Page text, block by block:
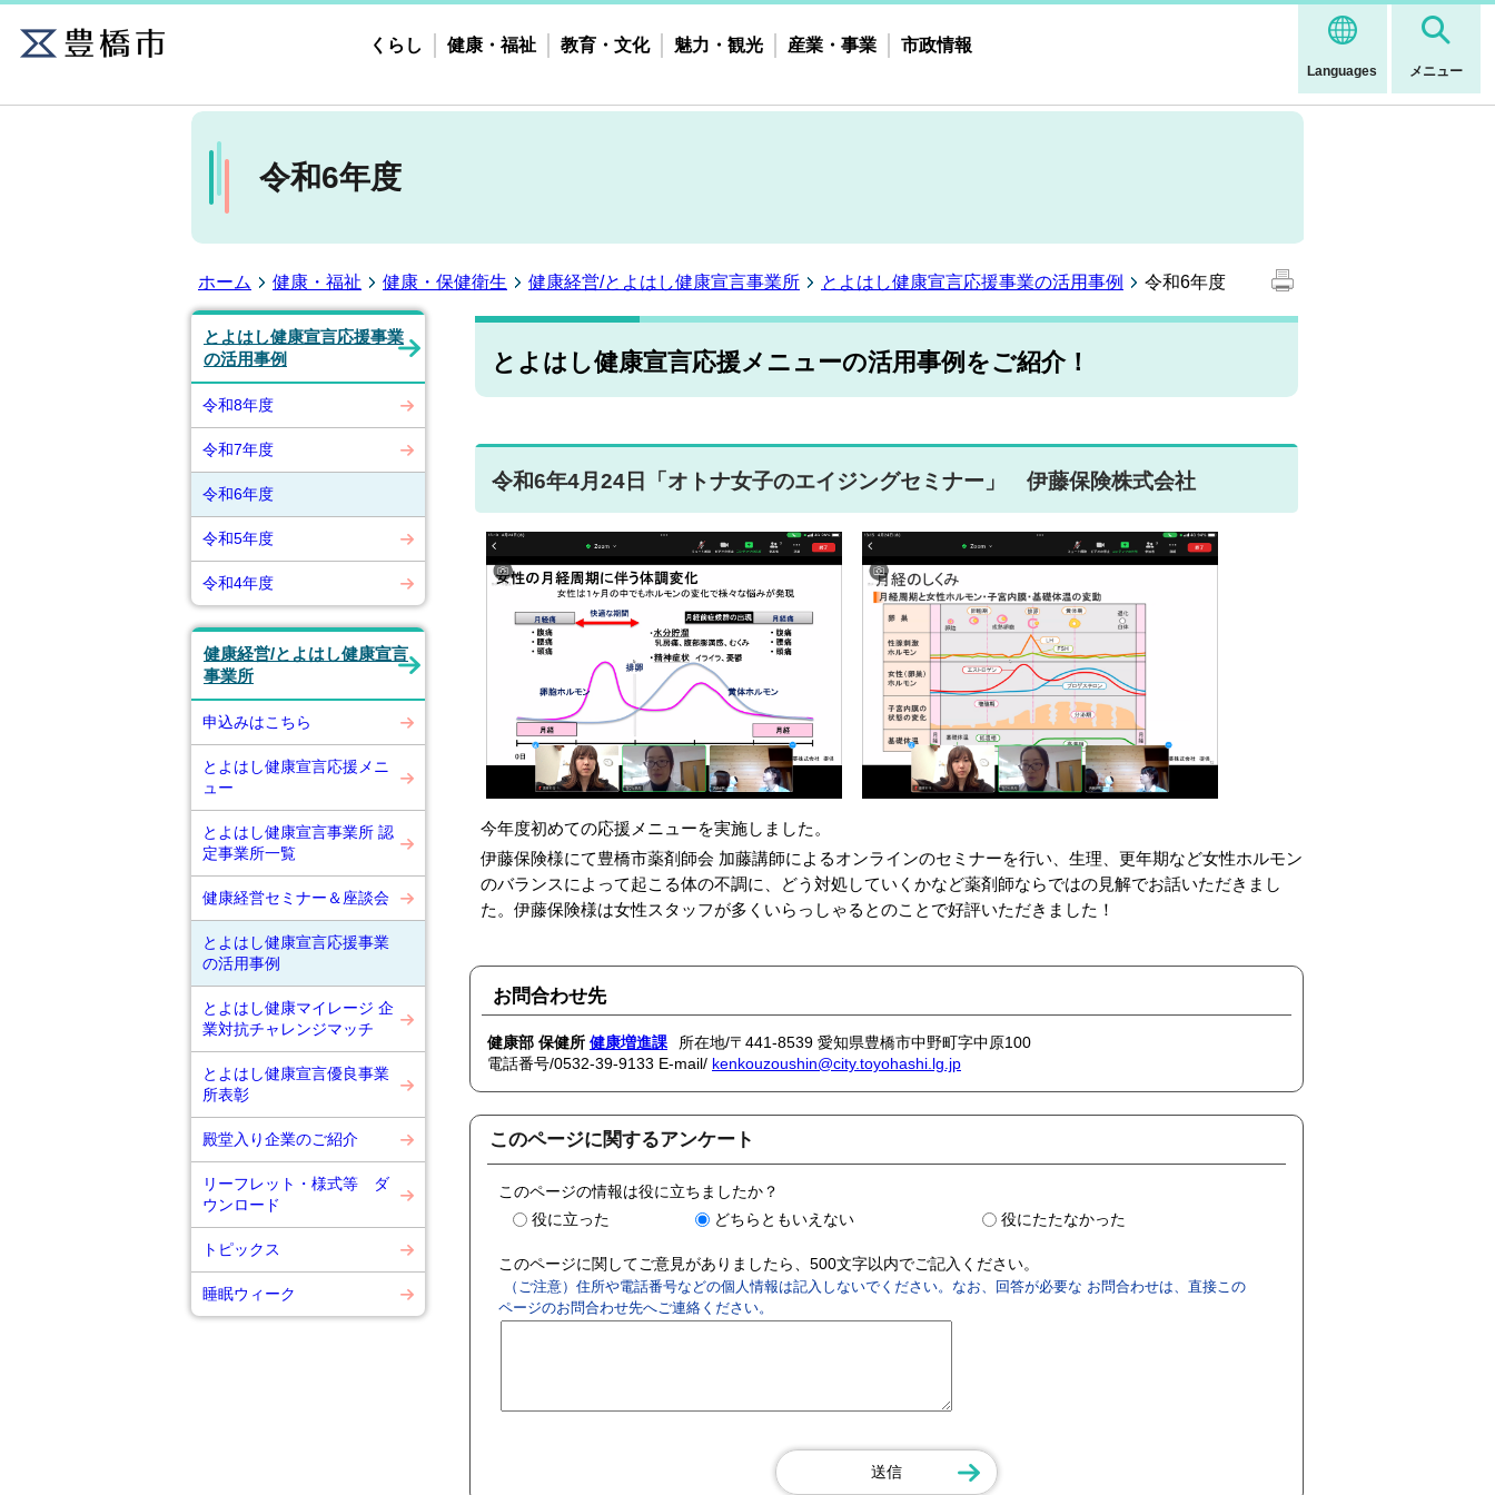
Languages メニュー
くらし 健康・福祉 教育・文化 魅力・観光 産業・事業 市政情報
令和6年度
ホーム 健康・福祉 健康・保健衛生 健康経営/とよはし健康宣言事業所 とよはし健康宣言応援事業の活用事例 令和6年度
とよはし健康宣言応援事業
の活用事例
令和8年度
令和7年度
令和6年度
令和5年度
令和4年度
健康経営/とよはし健康宣言
事業所
申込みはこちら
とよはし健康宣言応援メニ
ュー
とよはし健康宣言事業所 認
定事業所一覧
健康経営セミナー＆座談会
とよはし健康宣言応援事業
の活用事例
とよはし健康マイレージ 企
業対抗チャレンジマッチ
とよはし健康宣言優良事業
所表彰
殿堂入り企業のご紹介
リーフレット・様式等 ダ
ウンロード
トピックス
睡眠ウィーク
とよはし健康宣言応援メニューの活用事例をご紹介！
令和6年4月24日「オトナ女子のエイジングセミナー」 伊藤保険株式会社
今年度初めての応援メニューを実施しました。
伊藤保険様にて豊橋市薬剤師会 加藤講師によるオンラインのセミナーを行い、生理、更年期など女性ホルモン
のバランスによって起こる体の不調に、どう対処していくかなど薬剤師ならではの見解でお話いただきまし
た。伊藤保険様は女性スタッフが多くいらっしゃるとのことで好評いただきました！
お問合わせ先
健康部 保健所 健康増進課
所在地/〒441-8539 愛知県豊橋市中野町字中原100
電話番号/0532-39-9133 E-mail/ kenkouzoushin@city.toyohashi.lg.jp
このページに関するアンケート
このページの情報は役に立ちましたか？
役に立った
どちらともいえない 役にたたなかった
このページに関してご意見がありましたら、500文字以内でご記入ください。
（ご注意）住所や電話番号などの個人情報は記入しないでください。なお、回答が必要な お問合わせは、直接この
ページのお問合わせ先へご連絡ください。